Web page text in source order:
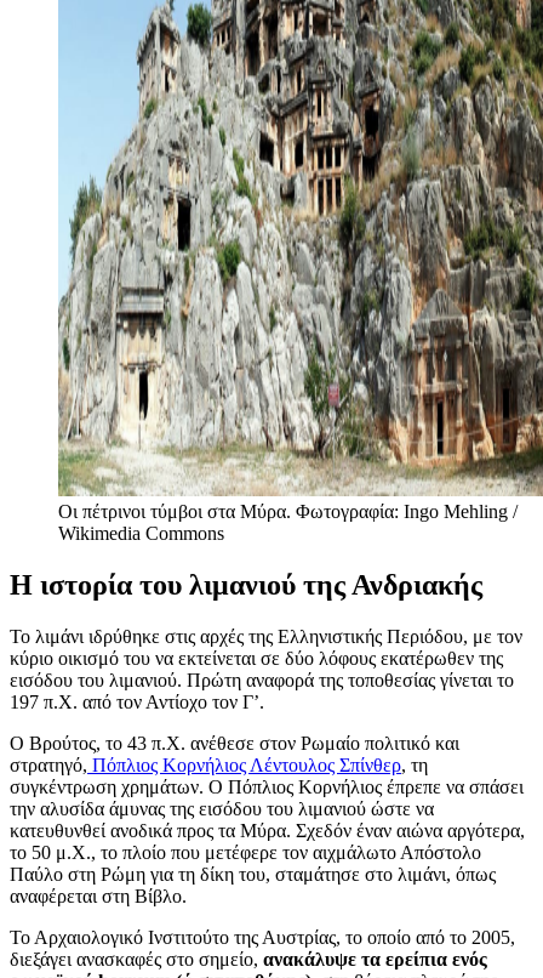
Οι πέτρινοι τύμβοι στα Μύρα. Φωτογραφία: Ingo Mehling /
Wikimedia Commons
Η ιστορία του λιμανιού της Ανδριακής
Το λιμάνι ιδρύθηκε στις αρχές της Ελληνιστικής Περιόδου, με τον
κύριο οικισμό του να εκτείνεται σε δύο λόφους εκατέρωθεν της
εισόδου του λιμανιού. Πρώτη αναφορά της τοποθεσίας γίνεται το
197 π.Χ. από τον Αντίοχο τον Γ’.
Ο Βρούτος, το 43 π.Χ. ανέθεσε στον Ρωμαίο πολιτικό και
στρατηγό, Πόπλιος Κορνήλιος Λέντουλος Σπίνθερ, τη
συγκέντρωση χρημάτων. Ο Πόπλιος Κορνήλιος έπρεπε να σπάσει
την αλυσίδα άμυνας της εισόδου του λιμανιού ώστε να
κατευθυνθεί ανοδικά προς τα Μύρα. Σχεδόν έναν αιώνα αργότερα,
το 50 μ.Χ., το πλοίο που μετέφερε τον αιχμάλωτο Απόστολο
Παύλο στη Ρώμη για τη δίκη του, σταμάτησε στο λιμάνι, όπως
αναφέρεται στη Βίβλο.
Το Αρχαιολογικό Ινστιτούτο της Αυστρίας, το οποίο από το 2005,
διεξάγει ανασκαφές στο σημείο, ανακάλυψε τα ερείπια ενός